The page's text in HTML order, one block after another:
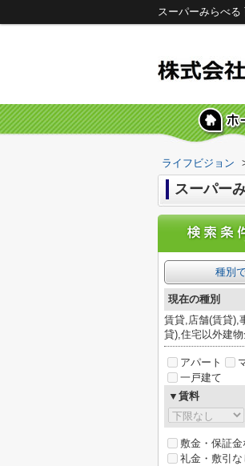
スーパーみらべ
ライフビジョン
スーパー
種別
現在の種別
賃貸,店舗(賃貸),
貸),住宅以外建
アパート
一戸建て
▼賃料
敷金・保証金
礼金・敷引な